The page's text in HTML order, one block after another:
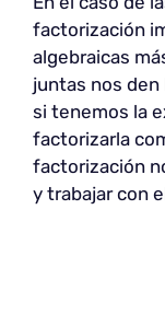
factorización
algebraicas
juntas nos den
si tenemos la
factorizarla
factorización
y trabajar con